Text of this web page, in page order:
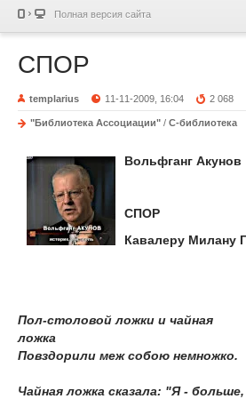
Полная версия сайта
СПОР
templarius 11-11-2009, 16:04 2 068
"Библиотека Ассоциации" / С-библиотека
Вольфганг Акунов
СПОР
Кавалеру Милану
Пол-столовой ложки и чайная
ложка
Повздорили меж собою немножко.
Чайная ложка сказала: "Я - больше,